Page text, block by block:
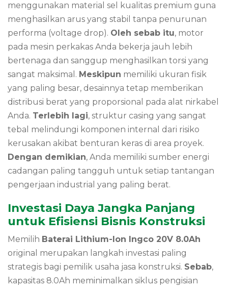
menggunakan material sel kualitas premium guna
menghasilkan arus yang stabil tanpa penurunan
performa (voltage drop). Oleh sebab itu, motor
pada mesin perkakas Anda bekerja jauh lebih
bertenaga dan sanggup menghasilkan torsi yang
sangat maksimal. Meskipun memiliki ukuran fisik
yang paling besar, desainnya tetap memberikan
distribusi berat yang proporsional pada alat nirkabel
Anda. Terlebih lagi, struktur casing yang sangat
tebal melindungi komponen internal dari risiko
kerusakan akibat benturan keras di area proyek.
Dengan demikian, Anda memiliki sumber energi
cadangan paling tangguh untuk setiap tantangan
pengerjaan industrial yang paling berat.
Investasi Daya Jangka Panjang
untuk Efisiensi Bisnis Konstruksi
Memilih Baterai Lithium-Ion Ingco 20V 8.0Ah
original merupakan langkah investasi paling
strategis bagi pemilik usaha jasa konstruksi. Sebab,
kapasitas 8.0Ah meminimalkan siklus pengisian